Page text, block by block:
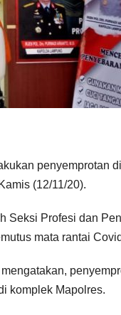
penyemprotan
(12/11/20).
Seksi Profesi dan
mata rantai
komplek Mapolres.